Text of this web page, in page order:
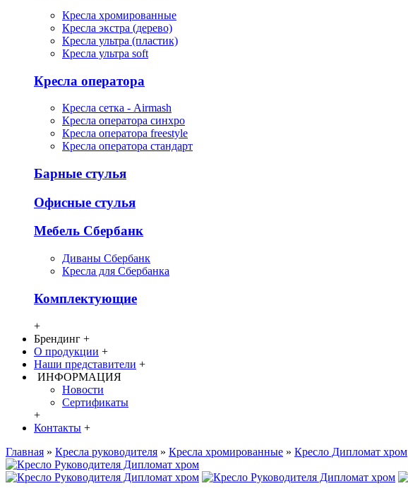
Кресла хромированные
Кресла экстра (дерево)
Кресла ультра (пластик)
Кресла ультра soft
Кресла оператора
Кресла сетка - Airmash
Кресла оператора синхро
Кресла оператора freestyle
Кресла оператора стандарт
Барные стулья
Офисные стулья
Мебель Сбербанк
Диваны Сбербанк
Кресла для Сбербанка
Комплектующие
+
Брендинг +
О продукции +
Наши представители +
ИНФОРМАЦИЯ
Новости
Сертификаты
+
Контакты +
Главная » Кресла руководителя » Кресла хромированные » Кресло Дипломат хром